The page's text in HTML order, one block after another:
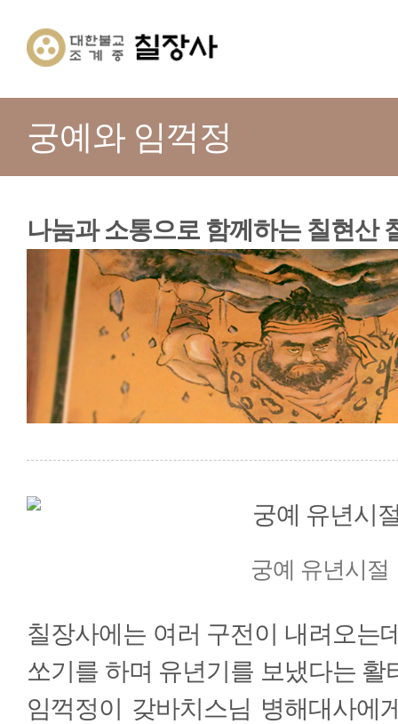
궁예와 임꺽정
나눔과 소통으로 함께하는 칠현산
궁예 유년시절
칠장사에는 여러 구전이 내려오는
쏘기를 하며 유년기를 보냈다는 활
임꺽정이 갖바치스님 병해대사에